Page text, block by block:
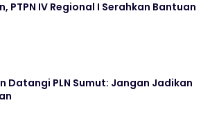
IV Regional I Serahkan Bantuan
Datangi PLN Sumut: Jangan Jadikan